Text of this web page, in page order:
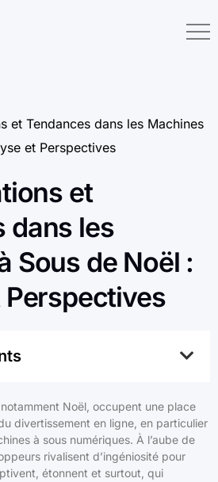
et Tendances dans les Machines
et Perspectives
et
dans les
Sous de Noël :
Noël, occupent une place
divertissement en ligne, en particulier
à sous numériques. À l’aube de
rivalisent d’ingéniosité pour
étonnent et surtout, qui